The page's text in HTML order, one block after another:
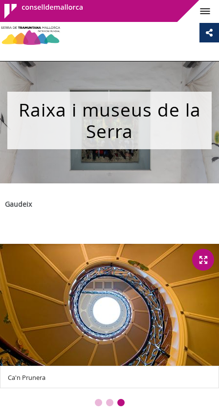
Consell de
Mallorca
Raixa i museus de la
Serra
Gaudeix
Ca'n Prunera